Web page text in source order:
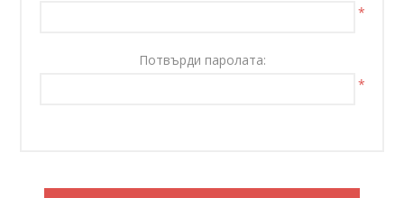
*
Потвърди паролата:
*